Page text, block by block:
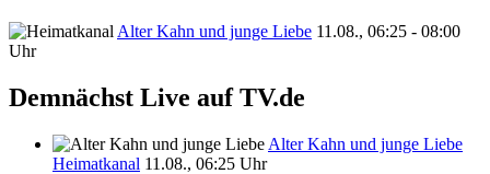
Alter Kahn und junge Liebe 11.08., 06:25 - 08:00
Uhr
Demnächst Live auf TV.de
Alter Kahn und junge Liebe
Heimatkanal 11.08., 06:25 Uhr